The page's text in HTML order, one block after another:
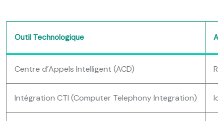
Outil Technologique
Centre d’Appels Intelligent (ACD)
Intégration CTI (Computer Telephony Integration)